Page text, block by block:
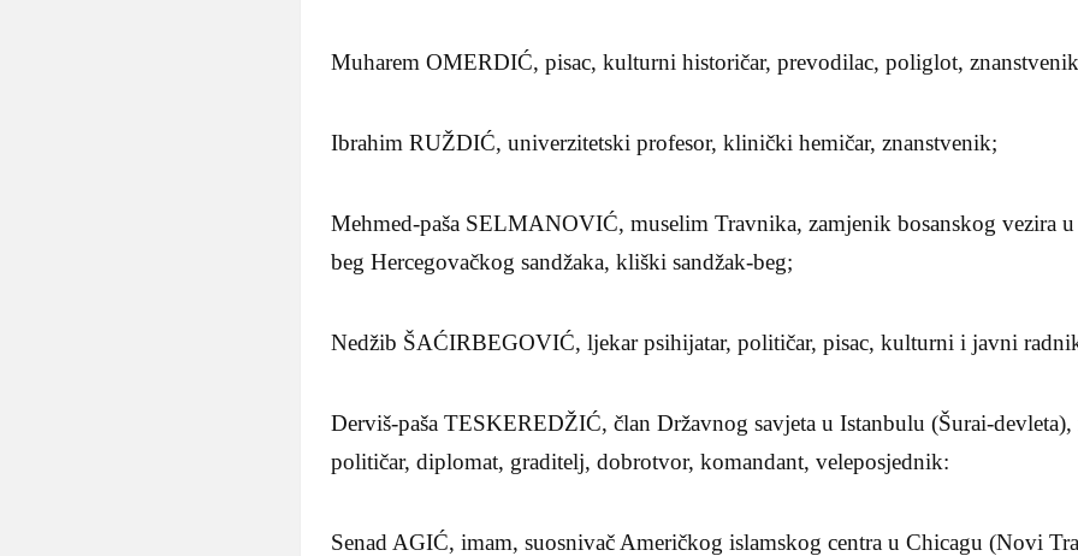
Muharem OMERDIĆ, pisac, kulturni historičar, prevodilac, poliglot,
Ibrahim RUŽDIĆ, univerzitetski profesor, klinički hemičar, znanstvenik;
Mehmed-paša SELMANOVIĆ, muselim Travnika, zamjenik bosanskog vezira
beg Hercegovačkog sandžaka, kliški sandžak-beg;
Nedžib ŠAĆIRBEGOVIĆ, ljekar psihijatar, političar, pisac, kulturni i javni
Derviš-paša TESKEREDŽIĆ, član Državnog savjeta u Istanbulu (Šurai-
političar, diplomat, graditelj, dobrotvor, komandant, veleposjednik:
Senad AGIĆ, imam, suosnivač Američkog islamskog centra u Chicagu (Novi